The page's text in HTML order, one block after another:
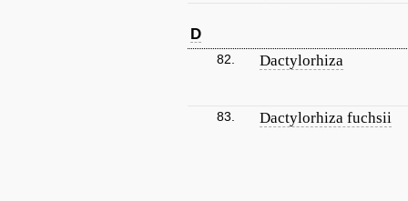
D
82. Dactylorhiza
83. Dactylorhiza fuchsii